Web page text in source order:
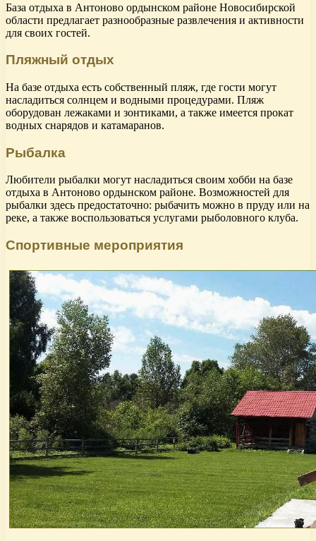
База отдыха в Антоново ордынском районе Новосибирской
области предлагает разнообразные развлечения и активности
для своих гостей.
Пляжный отдых
На базе отдыха есть собственный пляж, где гости могут
насладиться солнцем и водными процедурами. Пляж
оборудован лежаками и зонтиками, а также имеется прокат
водных снарядов и катамаранов.
Рыбалка
Любители рыбалки могут насладиться своим хобби на базе
отдыха в Антоново ордынском районе. Возможностей для
рыбалки здесь предостаточно: рыбачить можно в пруду или на
реке, а также воспользоваться услугами рыболовного клуба.
Спортивные мероприятия